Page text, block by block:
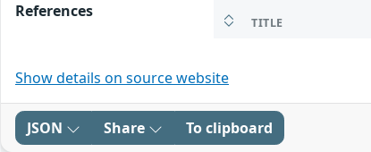
References
TITLE
Show details on source website
JSON Share To clipboard